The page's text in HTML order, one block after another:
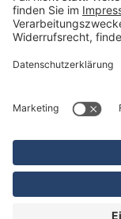
Werbeartikel und Give-Aways
SALES OFF (14)
** Unverbindliche